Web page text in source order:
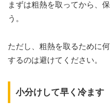
まずは粗熱を取ってから、
う。
ただし、粗熱を取るために
するのは避けてください。
小分けして早く冷ます